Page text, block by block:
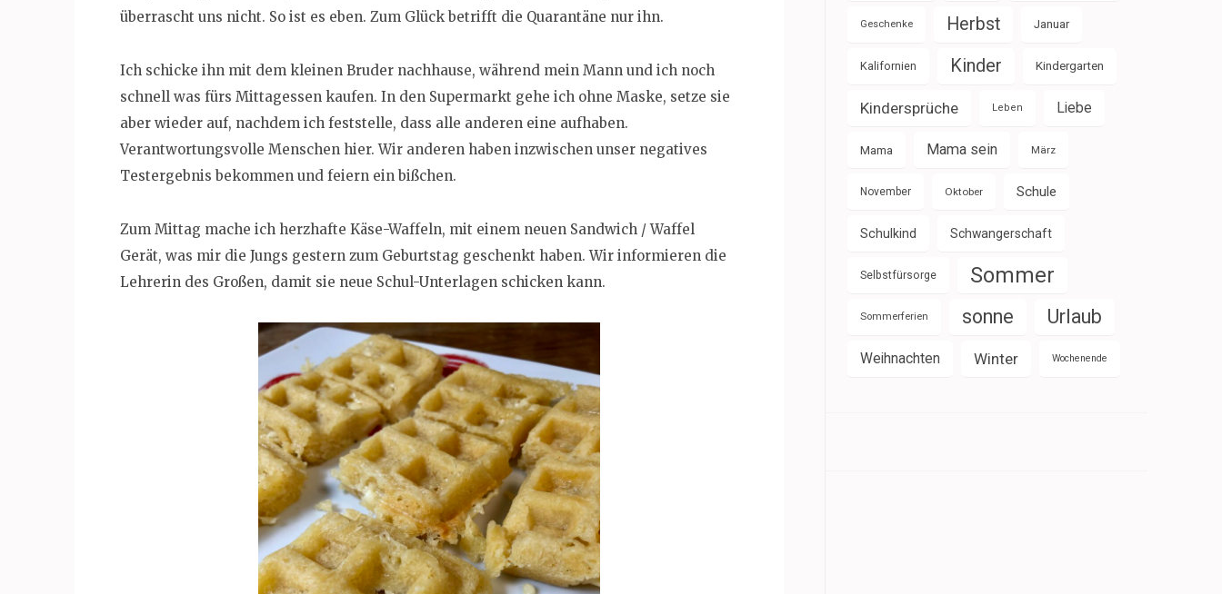
überrascht uns nicht. So ist es eben. Zum Glück betrifft die Quarantäne nur ihn.
Ich schicke ihn mit dem kleinen Bruder nachhause, während mein Mann und ich noch
schnell was fürs Mittagessen kaufen. In den Supermarkt gehe ich ohne Maske, setze sie
aber wieder auf, nachdem ich feststelle, dass alle anderen eine aufhaben.
Verantwortungsvolle Menschen hier. Wir anderen haben inzwischen unser negatives
Testergebnis bekommen und feiern ein bißchen.
Zum Mittag mache ich herzhafte Käse-Waffeln, mit einem neuen Sandwich / Waffel
Gerät, was mir die Jungs gestern zum Geburtstag geschenkt haben. Wir informieren die
Lehrerin des Großen, damit sie neue Schul-Unterlagen schicken kann.
Geschenke Herbst Januar
Kalifornien Kinder Kindergarten
Kindersprüche Leben Liebe
Mama Mama sein März
November Oktober Schule
Schulkind Schwangerschaft
Selbstfürsorge Sommer
Sommerferien sonne Urlaub
Weihnachten Winter Wochenende